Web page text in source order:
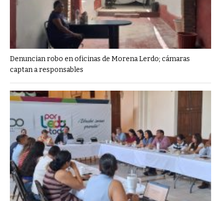
Denuncian robo en oficinas de Morena Lerdo; cámaras
captan a responsables